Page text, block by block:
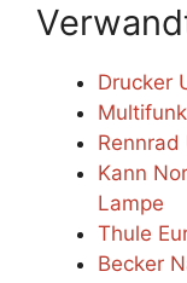
Drucker
Kann
Lampe
Thule
Becker